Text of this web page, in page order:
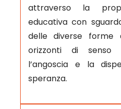
attraverso la
educativa con
delle diverse forme
orizzonti di senso
l’angoscia e la
speranza.